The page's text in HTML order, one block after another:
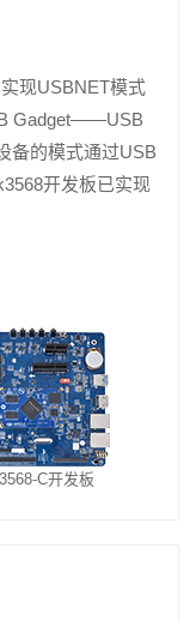
现USBNET模式
Gadget——USB
备的模式通过USB
开发板已实现
C开发板